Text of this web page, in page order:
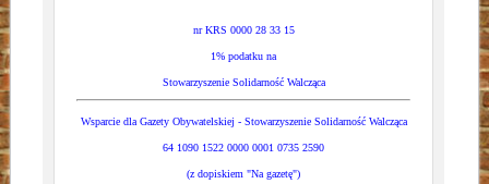
nr KRS 0000 28 33 15
1% podatku na
Stowarzyszenie Solidarność Walcząca
Wsparcie dla Gazety Obywatelskiej - Stowarzyszenie Solidarność Walcząca
64 1090 1522 0000 0001 0735 2590
(z dopiskiem "Na gazetę")